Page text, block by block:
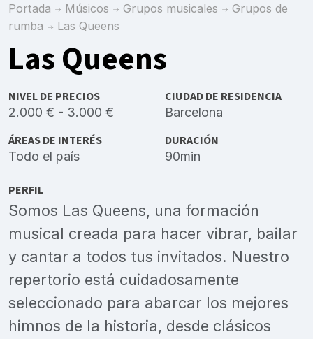
Portada Músicos Grupos musicales
Grupos de
rumba
Las Queens
Las Queens
NIVEL DE PRECIOS
2.000 € - 3.000 €
CIUDAD DE RESIDENCIA
Barcelona
ÁREAS DE INTERÉS
Todo el país
DURACIÓN
90min
PERFIL
Somos Las Queens, una formación
musical creada para hacer vibrar, bailar
y cantar a todos tus invitados. Nuestro
repertorio está cuidadosamente
seleccionado para abarcar los mejores
himnos de la historia, desde clásicos